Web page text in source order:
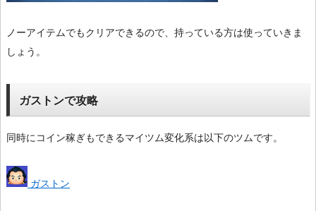
ノーアイテムでもクリアできるので、持っている方は使っていきま
しょう。
ガストンで攻略
同時にコイン稼ぎもできるマイツム変化系は以下のツムです。
ガストン